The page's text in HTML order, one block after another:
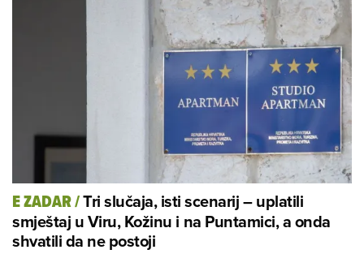
E ZADAR/Tri slučaja, isti scenarij – uplatili
smještaj u Viru, Kožinu i na Puntamici, a onda
shvatili da ne postoji